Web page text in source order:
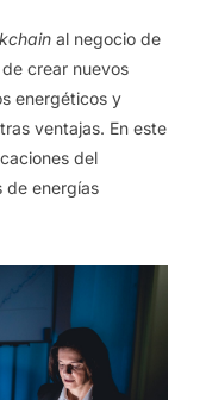
al negocio de
crear nuevos
energéticos y
ventajas. En este
del
de energías